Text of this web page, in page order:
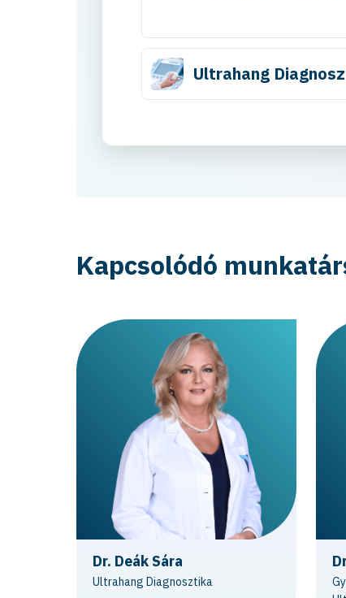
Ultrahang
Kapcsolódó
Dr. Deák Sára
Ultrahang Diagnosztika